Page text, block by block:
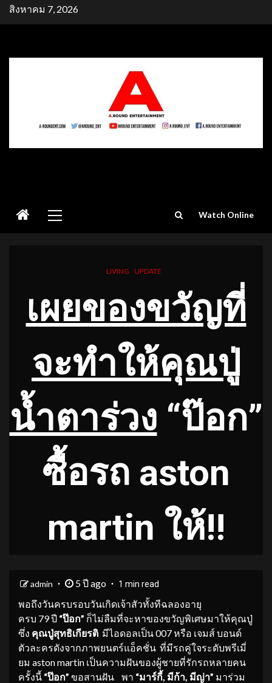
Skipสิงหาคม 7, 2026
Menu
Watch Online
LIVING UPDATE
เผยของขวัญที่
จะทำให้คุณปู่
น้ำตาร่วง “ป๊อก”
ซื้อรถ aston
martin ให้!!
admin 5 ปี ago 1 min read
พอถึงวันครบรอบวันเกิดเจ้าสัวทั้งทีฉลองอายุ
ครบ 79 ปี “ป๊อก” ก็ไม่ลืมที่จะหาของขวัญพิเศษมาให้คุณปู่
ซึ่ง คุณปู่สุทธิเกียรติ มีไอดอลเป็น 007 หรือ เจมส์ บอนด์
ตัวละครดังจากภาพยนตร์แอ็คชั่น ที่มีรถคู่ใจระดับพรีเมี่
ยม aston martin เป็นความฝันของผู้ชายที่รักรถหลายคน
ครั้งนี้ “ป๊อก” ขอสานฝัน พา “มาร์กี้ , มีก้า, มีญ่า” มาร่วม